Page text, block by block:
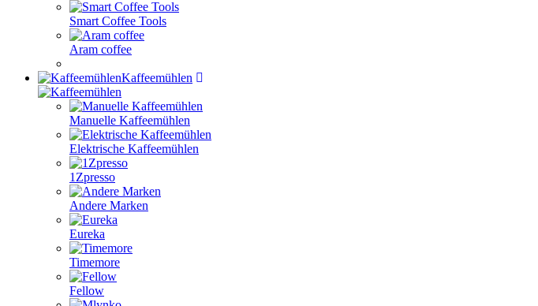
Smart Coffee Tools
Aram coffee
Kaffeemühlen
Manuelle Kaffeemühlen
Elektrische Kaffeemühlen
1Zpresso
Andere Marken
Eureka
Timemore
Fellow